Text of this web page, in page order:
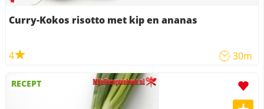
Curry-Kokos risotto met kip en ananas
4 30m
RECEPT